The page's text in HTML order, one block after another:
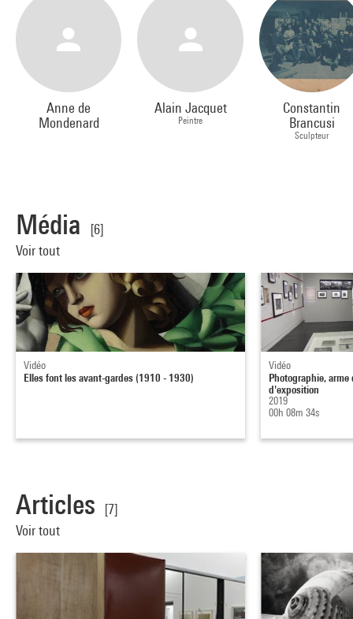
Anne de
Mondenard
Alain Jacquet
Peintre
Constantin
Brancusi
Sculpteur
Média
[6]
Voir tout
Vidéo
Elles font les avant-gardes (1910 - 1930)
Vidéo
Photographie, arme
d'exposition
2019
00h 08m 34s
Articles
[7]
Voir tout